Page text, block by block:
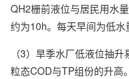
QH2栅前液位与居民用水
约为10h。每天早间为低水
（3）旱季水厂低液位抽
粒态COD与TP组份的升高